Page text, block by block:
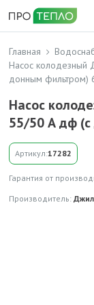
Главная
Насос
донным фильтром)
Насос
55/50 А дф
Артикул:17282
Гарантия от
Производитель: